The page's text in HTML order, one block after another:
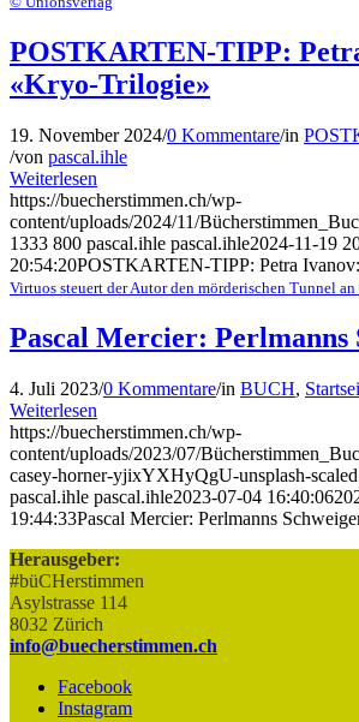
POSTKARTEN-TIPP:
«Kryo-Trilogie»
19. November 2024/0 Kommentare/in
/von pascal.ihle
Weiterlesen
https://buecherstimmen.ch/wp-
content/uploads/2024/11/
1333 800 pascal.ihle pascal.ihle2024-11-19
20:54:20POSTKARTEN-TIPP: Petra
Virtuos steuert der Autor den mörderischen Tunnel
Pascal Mercier: Perlmanns
4. Juli 2023/0 Kommentare/in BUCH,
Weiterlesen
https://buecherstimmen.ch/wp-
content/uploads/2023/07/
casey-horner-yjixYXHyQgU-unsplash-
pascal.ihle pascal.ihle2023-07-04 16:40:06
19:44:33Pascal Mercier: Perlmanns
Herausgeber:
#büCHerstimmen
Asylstrasse 114
8032 Zürich
info@buecherstimmen.ch
Facebook
Instagram